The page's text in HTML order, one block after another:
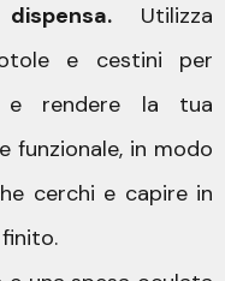
Utilizza
e cestini per
e rendere la tua
funzionale, in modo
cerchi e capire in